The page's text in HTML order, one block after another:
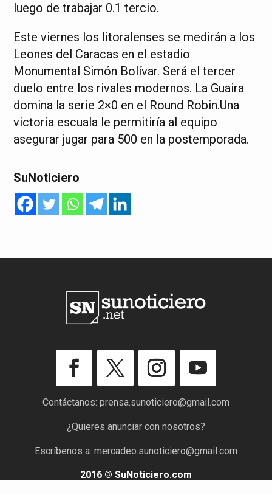
luego de trabajar 0.1 tercio.
Este viernes los litoralenses se medirán a los
Leones del Caracas en el estadio
Monumental Simón Bolívar. Será el tercer
duelo entre los rivales modernos. La Guaira
domina la serie 2×0 en el Round Robin.Una
victoria escuala le permitiría al equipo
asegurar jugar para 500 en la postemporada.
SuNoticiero
Contáctanos: prensa.sunoticiero@gmail.com
¿Quieres anunciar con nosotros?
Escríbenos a: mercadeo.sunoticiero@gmail.com
2016 © SuNoticiero.com